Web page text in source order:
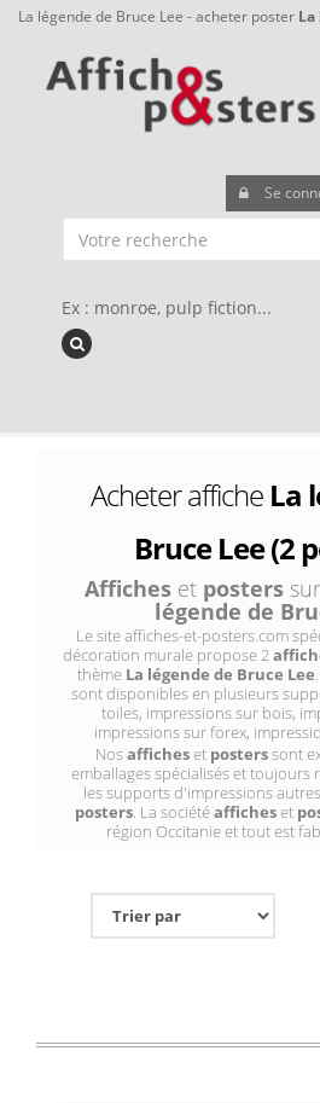
La légende de Bruce Lee - acheter poster La
Se
Ex : monroe, pulp fiction...
Acheter affiche La
Bruce Lee (2
Affiches et posters
légende de
Le site affiches-et-posters.com
décoration murale propose 2
thème La légende de Bruce Lee
sont disponibles en plusieurs
toiles, impressions sur bois,
impressions sur forex,
Nosafficheset posterssont
emballages spécialisés et toujours
les supports d'impressions
posters. La sociétéafficheset
région Occitanie et tout est